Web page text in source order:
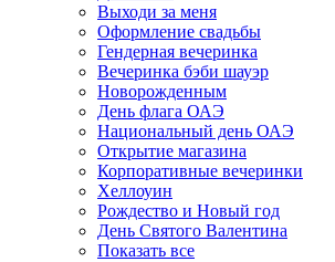
Выходи за меня
Оформление свадьбы
Гендерная вечеринка
Вечеринка бэби шауэр
Новорожденным
День флага ОАЭ
Национальный день ОАЭ
Открытие магазина
Корпоративные вечеринки
Хеллоуин
Рождество и Новый год
День Святого Валентина
Показать все